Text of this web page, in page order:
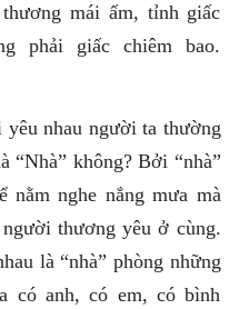
mái ấm, tỉnh giấc
phải giấc chiêm bao.
nhau người ta thường
“Nhà” không? Bởi “nhà”
nằm nghe nắng mưa mà
thương yêu ở cùng.
là “nhà” phòng những
có anh, có em, có bình